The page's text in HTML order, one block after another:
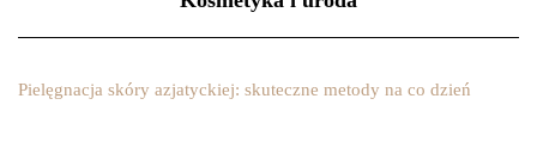
Pielęgnacja skóry azjatyckiej: skuteczne metody na co dzień